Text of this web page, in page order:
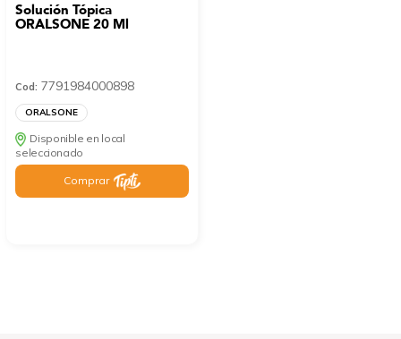
Solución Tópica
ORALSONE 20 Ml
Cod: 7791984000898
ORALSONE
Disponible en local
seleccionado
Comprar